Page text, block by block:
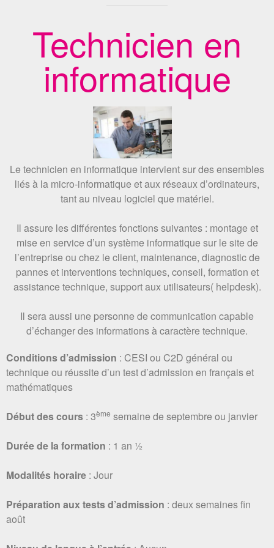
Technicien en
informatique
Le technicien en informatique intervient sur des ensembles
liés à la micro-informatique et aux réseaux d’ordinateurs,
tant au niveau logiciel que matériel.
Il assure les différentes fonctions suivantes : montage et
mise en service d’un système informatique sur le site de
l’entreprise ou chez le client, maintenance, diagnostic de
pannes et interventions techniques, conseil, formation et
assistance technique, support aux utilisateurs( helpdesk).
Il sera aussi une personne de communication capable
d’échanger des informations à caractère technique.
Conditions d’admission : CESI ou C2D général ou
technique ou réussite d’un test d’admission en français et
mathématiques
Début des cours : 3ème semaine de septembre ou janvier
Durée de la formation : 1 an ½
Modalités horaire : Jour
Préparation aux testsd’admission : deux semaines fin
août